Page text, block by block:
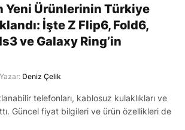
Yeni Ürünlerinin Türkiye
İşte Z Flip6, Fold6,
ve Galaxy Ring’in
Yazar: Deniz Çelik
telefonları, kablosuz kulaklıkları ve
Güncel fiyat bilgileri ve ürün özellikleri de